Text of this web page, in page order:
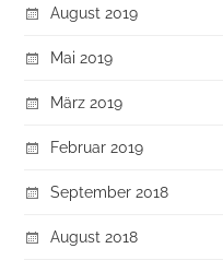
August 2019
Mai 2019
März 2019
Februar 2019
September 2018
August 2018